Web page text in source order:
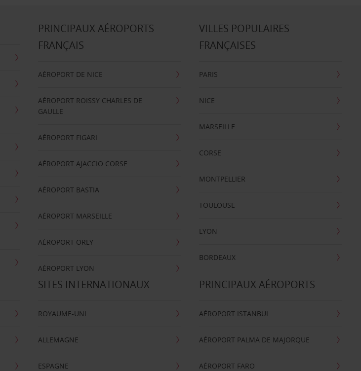
PRINCIPAUX AÉROPORTS
FRANÇAIS
AÉROPORT DE NICE
AÉROPORT ROISSY CHARLES DE
GAULLE
AÉROPORT FIGARI
AÉROPORT AJACCIO CORSE
AÉROPORT BASTIA
AÉROPORT MARSEILLE
AÉROPORT ORLY
AÉROPORT LYON
VILLES POPULAIRES
FRANÇAISES
PARIS
NICE
MARSEILLE
CORSE
MONTPELLIER
TOULOUSE
LYON
BORDEAUX
SITES INTERNATIONAUX
ROYAUME-UNI
ALLEMAGNE
ESPAGNE
PRINCIPAUX AÉROPORTS
AÉROPORT ISTANBUL
AÉROPORT PALMA DE MAJORQUE
AÉROPORT FARO